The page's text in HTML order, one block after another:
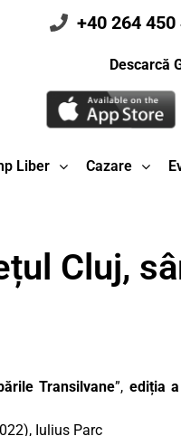
+40 264 450
Descarcă
Liber Cazare
Cluj,
Transilvane”, ediția a
Iulius Parc